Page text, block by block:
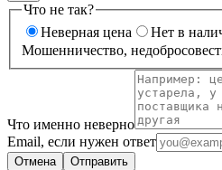
Что не так?
Неверная цена
Нет в
Мошенничество,
Что именно неверно
Email, если нужен ответ
Отмена Отправить